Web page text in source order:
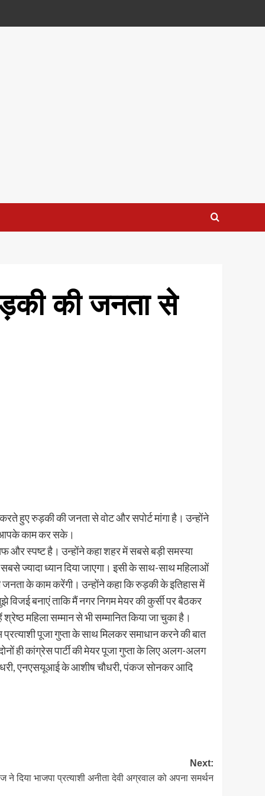
की जनता से
हुए रुड़की की जनता से वोट और सपोर्ट मांगा है। उन्होंने
आपके काम कर सके।
और स्पष्ट है। उन्होंने कहा शहर में सबसे बड़ी समस्या
ज्यादा ध्यान दिया जाएगा। इसी के साथ-साथ महिलाओं
जनता के काम करेंगी। उन्होंने कहा कि रुड़की के इतिहास में
बनाएं ताकि मैं नगर निगम मेयर की कुर्सी पर बैठकर
महिला सम्मान से भी सम्मानित किया जा चुका है।
पूजा गुप्ता के साथ मिलकर समाधान करने की बात
ही कांग्रेस पार्टी की मेयर पूजा गुप्ता के लिए अलग-अलग
एनएसयूआई के आशीष चौधरी, पंकज सोनकर आदि
Next:
ने दिया भाजपा प्रत्याशी अनीता देवी अग्रवाल को अपना समर्थन